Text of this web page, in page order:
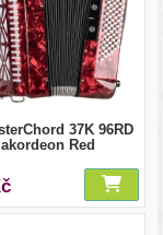
37K 96RD
Red